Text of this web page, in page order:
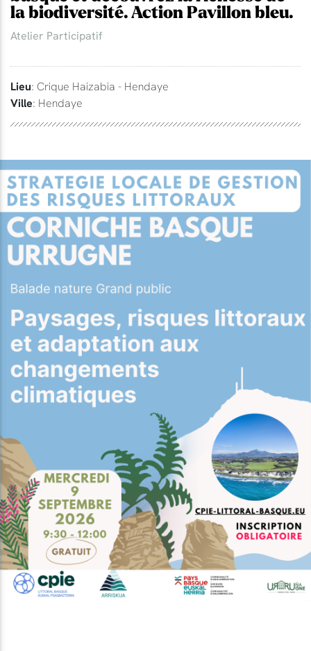
la biodiversité. Action Pavillon bleu.
Atelier Participatif
Lieu: Crique Haizabia - Hendaye
Ville: Hendaye